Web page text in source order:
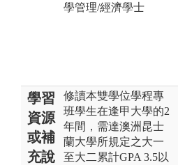
學管理/經濟學士
學習
資源
或補
充說
修讀本雙學位學程專
班學生在逢甲大學的2
年間，需達澳洲昆士
蘭大學所規定之大一
至大二累計GPA 3.5以